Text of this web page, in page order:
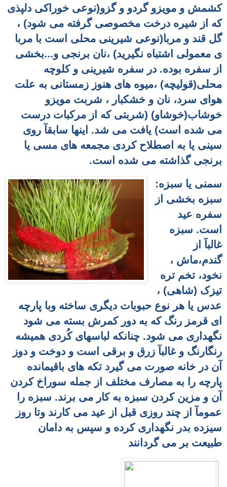
کشمش و مویزو گردو و گزو(نوعی خوراکی دلپذی
که از شیره درخت مخصوصی گرفته می شود) ،
گل قند و مربا(نوعی شیرینی محلی است با مربا
ی معمولی اشتباه نگیرید) ،نان برنجی و...بخشی
از سفره بوده. در سفره شیرینی و کلوچه
محلی(قولیچه) ،میوه های هنوز زمستانی به علت
هوای سرد، نان و خشکبار ، شربت مویزو
خوشاب(خوشاو) (شربتی که از مرکبات درست
می شده است) یافت می شد. اینها سابقآ روی
سینی یا به اصطلاح کردی مجمعه های مسی یا
برنجی گذاشته می شده است.
سمنی یا سبزه:
سبزه بخشی از
سفره عید
است. سبزه
غالبآ از
گندم،ماش ،
نخود، تخم تره
تیزک (شاهی) ،
عدس یا هر نوع حبوبات دیگری ساخته وبا پارچه
ای قرمز رنگ که به دور کمرش بسته می شود
نگهداری می شود. چنانکه لباسهای کُردی همیشه
رنگارنگ و غالبآ زرق و برقی است و دوخت و دوز
آن در خانه صورت می گیرد تکه های باقیمانده
پارچه را به مصارف مختلف از جمله سوراخ کردن
آن و مزین کردن سبزه به کار می برند. سبزه را
عمومآ از چند روزی قبل از عید می کارند وتا روز
سیزده بدر نگهداری کرده و سپس به دامان
طبیعت بر می گردانند